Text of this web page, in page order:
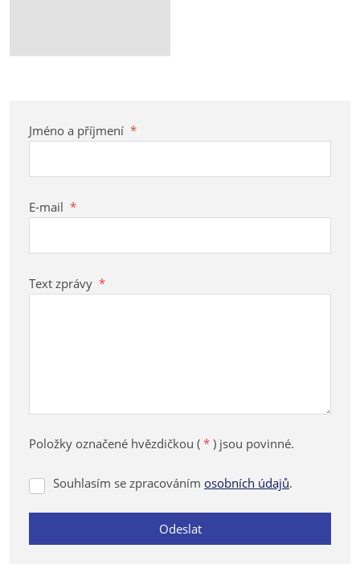
Jméno a příjmení *
E-mail *
Text zprávy *
Položky označené hvězdičkou ( * ) jsou povinné.
Souhlasím
Souhlasím se zpracováním osobních údajů.
Odeslat